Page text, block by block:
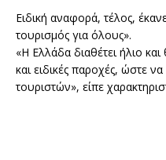
Ειδική αναφορά, τέλος,
τουρισμός για όλους».
«Η Ελλάδα διαθέτει ήλιο
και ειδικές παροχές, ώστε
τουριστών», είπε